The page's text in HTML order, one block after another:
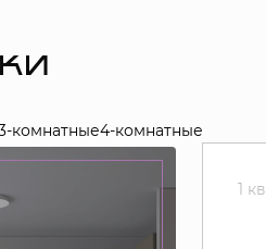
комнатные4-комнатные
1